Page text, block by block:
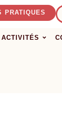
PRATIQUES
ACTIVITÉS